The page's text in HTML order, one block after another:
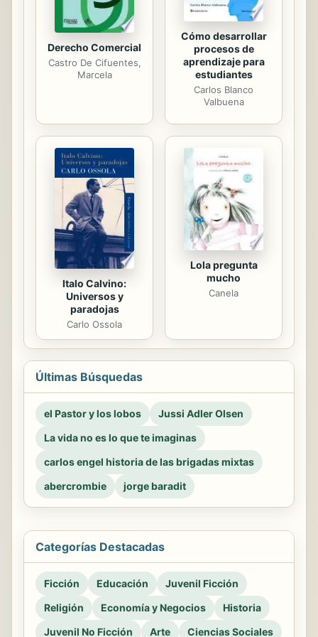
Derecho Comercial
Castro De Cifuentes,
Marcela
Cómo desarrollar
procesos de
aprendizaje para
estudiantes
Carlos Blanco
Valbuena
Italo Calvino:
Universos y
paradojas
Carlo Ossola
Lola pregunta
mucho
Canela
Últimas Búsquedas
el Pastor y los lobos
Jussi Adler Olsen
La vida no es lo que te imaginas
carlos engel historia de las brigadas mixtas
abercrombie
jorge baradit
Categorías Destacadas
Ficción Educación
Juvenil Ficción
Religión
Economía y Negocios
Historia
Juvenil No Ficción
Arte Ciencias Sociales